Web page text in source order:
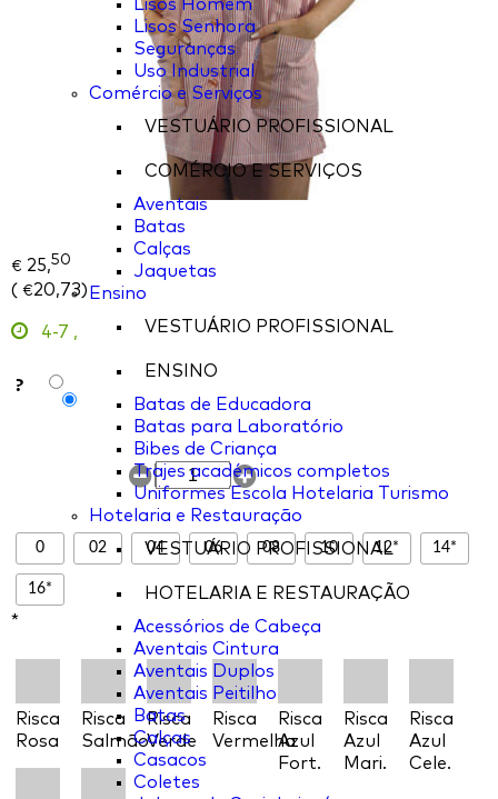
Lisos Homem
Lisos Senhora
Seguranças
Uso Industrial
Comércio e Serviços
VESTUÁRIO PROFISSIONAL
COMÉRCIO E SERVIÇOS
Aventais
Batas
Calças
Jaquetas
Ensino
VESTUÁRIO PROFISSIONAL
ENSINO
Batas de Educadora
Batas para Laboratório
Bibes de Criança
Trajes académicos completos
Uniformes Escola Hotelaria Turismo
Hotelaria e Restauração
VESTUÁRIO PROFISSIONAL
HOTELARIA E RESTAURAÇÃO
Acessórios de Cabeça
Aventais Cintura
Aventais Duplos
Aventais Peitilho
Batas
Calças
Casacos
Coletes
€ 25,50
( €20,73)
4-7 ,
?
0 02 04 06 08 10 12* 14*
16*
*
Risca
Rosa
Risca
Salmão
Risca
Verde
Risca
Vermelha
Risca
Azul
Fort.
Risca
Azul
Mari.
Risca
Azul
Cele.